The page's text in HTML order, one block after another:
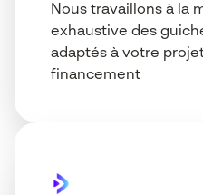
Nous travaillons à la
exhaustive des
adaptés à votre
financement